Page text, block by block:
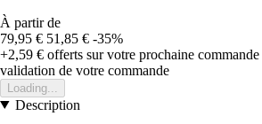
À partir de
79,95 € 51,85 € -35%
+2,59 € offerts sur votre prochaine commande
validation de votre commande
Loading...
Description